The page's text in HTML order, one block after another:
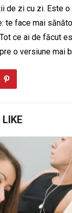
de zi cu zi. Este
te face mai
ce ai de făcut
o versiune mai